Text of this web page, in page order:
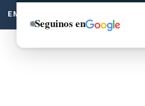
EMPRENDE VERDE
Seguinos en